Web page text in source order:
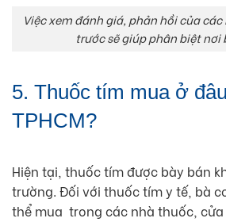
Việc xem đánh giá, phản hồi của
trước sẽ giúp phân biệt nơi
5. Thuốc tím mua ở
TPHCM?
Hiện tại, thuốc tím được bày bán
trường. Đối với thuốc tím y tế, bà
thể mua trong các nhà thuốc,